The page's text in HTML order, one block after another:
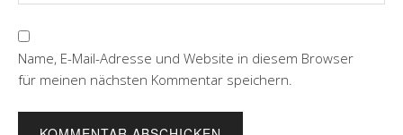
Name, E-Mail-Adresse und Website in diesem Browser
für meinen nächsten Kommentar speichern.